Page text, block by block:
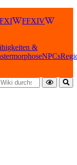
FFXIV
&
NPCs